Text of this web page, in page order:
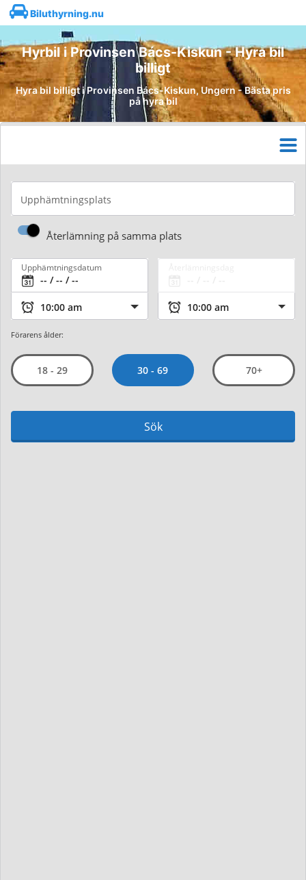
Biluthyrning.nu
Hyrbil i Provinsen Bács-Kiskun - Hyra bil
billigt
Hyra bil billigt i Provinsen Bács-Kiskun, Ungern - Bästa pris
på hyra bil
Upphämtningsplats
Återlämning på samma plats
Upphämtningsdatum
Förarens ålder:
18 - 29 30 - 69 70+
Sök